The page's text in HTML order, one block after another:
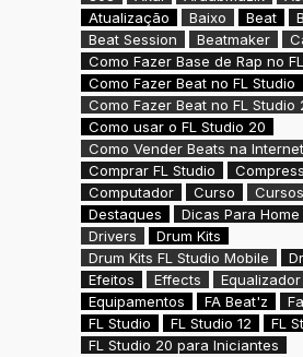
Atualização
Baixo Beat
Beat Session
Beatmaker
Como Fazer Base de Rap no
Como Fazer Beat no FL Studio
Como Fazer Beat no FL Studio
Como usar o FL Studio 20
Como Vender Beats na Internet
Comprar FL Studio
Computador
Curso Cursos
Destaques
Dicas Para Home
Drivers
Drum Kits
Drum Kits FL Studio Mobile
Efeitos
Effects
Equalizador
Equipamentos
FA Beat'z
FL Studio
FL Studio 12
FL
FL Studio 20 para Iniciantes